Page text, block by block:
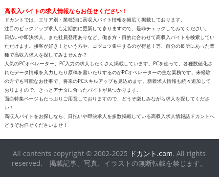
高収入バイトの求人情報ならお任せください！
ドカントでは、エリア別・業種別に高収入バイト情報を幅広く掲載しております。
注目のピックアップ求人も定期的に更新して参りますので、是非チェックしてみてください。
日払いや即決求人、また社員登用ありなど、働き方・目的に合わせて高収入バイトを検索してい
ただけます。接客が好き！という方や、コツコツ集中するのが得意！等、自分の長所にあった業
種で高収入求人を探してみませんか？
人気のPCオペレーター、PC入力の求人もたくさん掲載しています。PCを使って、各種数値化さ
れたデータ情報を入力したり原稿を書いたりするのがPCオペレーターの主な業務です。未経験
の方でも可能なお仕事で、将来のPCスキルアップも見込めます。新着求人情報も続々追加して
おりますので、きっとアナタに合ったバイトが見つかります。
面白特集ページもたっぷりご用意しておりますので、どうぞ楽しみながら求人を探してくださ
い！
高収入バイトをお探しなら、日払いや即決求人を多数掲載している高収入求人情報誌ドカントへ
どうぞお任せくださいませ！
All contents copyright © 2002-2025 ドカント.com. All rights
reserved. 掲載記事、写真、イラストの無断転載を禁じます。